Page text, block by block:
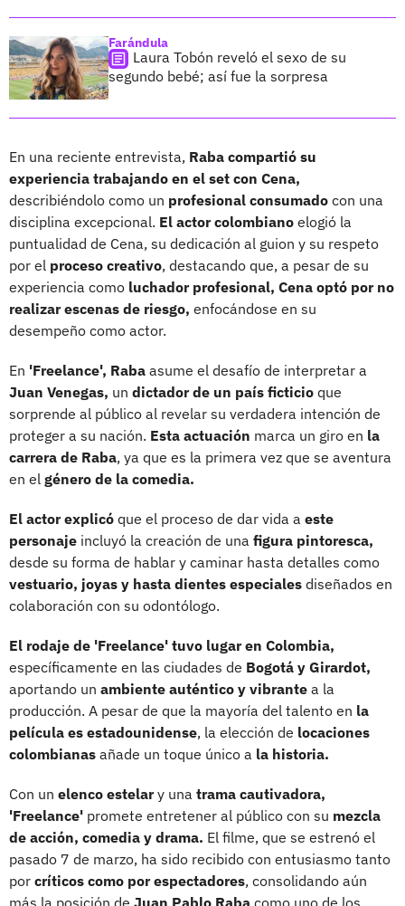
Farándula
Laura Tobón reveló el sexo de su
segundo bebé; así fue la sorpresa
En una reciente entrevista, Raba compartió su
experiencia trabajando en el set con Cena,
describiéndolo como un profesional consumado con una
disciplina excepcional. El actor colombiano elogió la
puntualidad de Cena, su dedicación al guion y su respeto
por el proceso creativo, destacando que, a pesar de su
experiencia como luchador profesional, Cena optó por no
realizar escenas de riesgo, enfocándose en su
desempeño como actor.
En 'Freelance', Raba asume el desafío de interpretar a
Juan Venegas, un dictador de un país ficticio que
sorprende al público al revelar su verdadera intención de
proteger a su nación. Esta actuación marca un giro en la
carrera de Raba, ya que es la primera vez que se aventura
en el género de la comedia.
El actor explicó que el proceso de dar vida a este
personaje incluyó la creación de una figura pintoresca,
desde su forma de hablar y caminar hasta detalles como
vestuario, joyas y hasta dientes especiales diseñados en
colaboración con su odontólogo.
El rodaje de 'Freelance' tuvo lugar en Colombia,
específicamente en las ciudades de Bogotá y Girardot,
aportando un ambiente auténtico y vibrante a la
producción. A pesar de que la mayoría del talento en la
película es estadounidense, la elección de locaciones
colombianas añade un toque único a la historia.
Con un elenco estelary una trama cautivadora,
'Freelance' promete entretener al público con su mezcla
de acción, comedia y drama. El filme, que se estrenó el
pasado 7 de marzo, ha sido recibido con entusiasmo tanto
por críticos como por espectadores, consolidando aún
más la posición de Juan Pablo Raba como uno de los